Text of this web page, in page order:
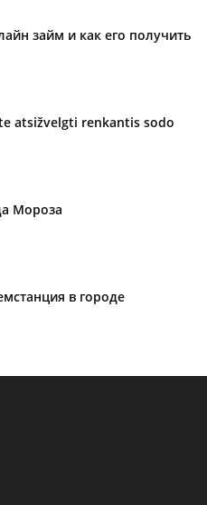
займ и как его получить
atsižvelgti renkantis sodo
Мороза
в городе